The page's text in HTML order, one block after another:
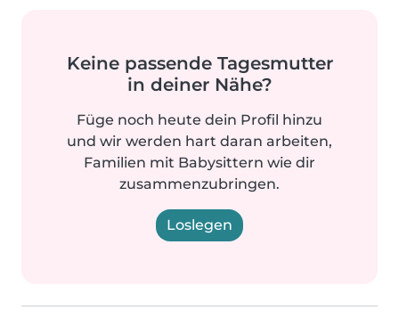
Keine passende Tagesmutter
in deiner Nähe?
Füge noch heute dein Profil hinzu
und wir werden hart daran arbeiten,
Familien mit Babysittern wie dir
zusammenzubringen.
Loslegen